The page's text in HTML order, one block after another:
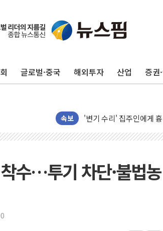
글로벌·중국 해외투자 산업 증권
속보
태국 학교서 중학생 총기
"文정부 악몽 재현 안돼
신세계사이먼 '대구 프
'변기 수리' 집주인에게
워트, 상반기 영업이익
NH농협생명, 농작업 중
아바코, 2분기 매출 120억
수…투기 차단·불법농